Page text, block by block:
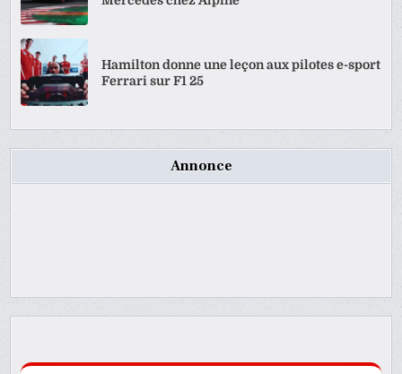
Hamilton donne une leçon aux pilotes e-sport
Ferrari sur F1 25
Annonce